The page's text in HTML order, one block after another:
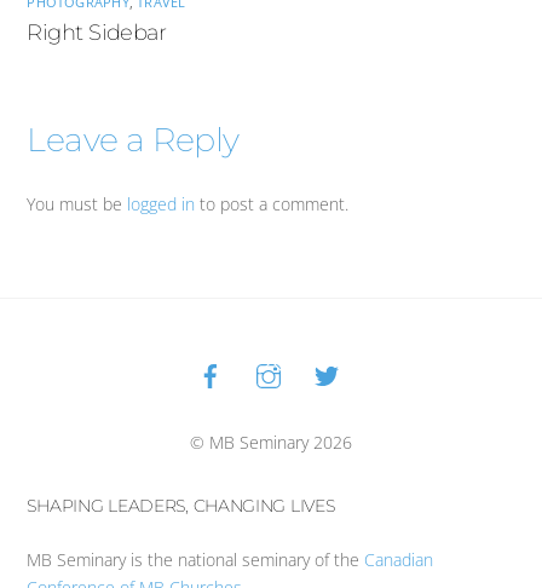
Right Sidebar
Leave a Reply
You must be logged in to post a comment.
Back
To
© MB Seminary 2026
SHAPING LEADERS, CHANGING LIVES
MB Seminary is the national seminary of the Canadian